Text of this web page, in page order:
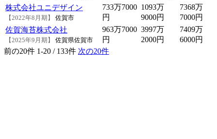
株式会社ユニデザイン
【2022年8月期】 佐賀市
733万7000
円
1093万
9000円
7368万
7000円
佐賀海苔株式会社
【2025年9月期】 佐賀県佐賀市
963万7000
円
3997万
2000円
7409万
6000円
前の20件 1-20 / 133件 次の20件